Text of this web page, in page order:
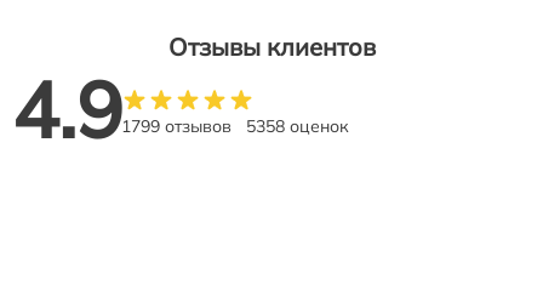
Отзывы клиентов
4.91799 отзывов 5358 оценок